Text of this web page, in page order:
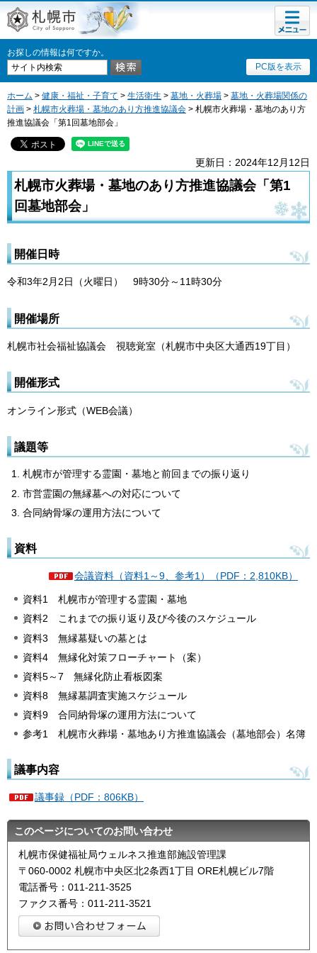
札幌市
お探しの情報は何ですか。
PC版を表示
メニュ
ー
ホーム > 健康・福祉・子育て > 生活衛生 > 墓地・火葬場 > 墓地・火葬場関係の
計画 > 札幌市火葬場・墓地のあり方推進協議会 > 札幌市火葬場・墓地のあり方
推進協議会「第1回墓地部会」
更新日：2024年12月12日
札幌市火葬場・墓地のあり方推進協議会「第1
回墓地部会」
開催日時
令和3年2月2日（火曜日） 9時30分～11時30分
開催場所
札幌市社会福祉協議会 視聴覚室（札幌市中央区大通西19丁目）
開催形式
オンライン形式（WEB会議）
議題等
札幌市が管理する霊園・墓地と前回までの振り返り
市営霊園の無縁墓への対応について
合同納骨塚の運用方法について
資料
会議資料（資料1～9、参考1）（PDF：2,810KB）
資料1 札幌市が管理する霊園・墓地
資料2 これまでの振り返り及び今後のスケジュール
資料3 無縁墓疑いの墓とは
資料4 無縁化対策フローチャート（案）
資料5～7 無縁化防止看板図案
資料8 無縁墓調査実施スケジュール
資料9 合同納骨塚の運用方法について
参考1 札幌市火葬場・墓地あり方推進協議会（墓地部会）名簿
議事内容
議事録（PDF：806KB）
このページについてのお問い合わせ
札幌市保健福祉局ウェルネス推進部施設管理課
〒060-0002 札幌市中央区北2条西1丁目 ORE札幌ビル7階
電話番号：011-211-3525
ファクス番号：011-211-3521